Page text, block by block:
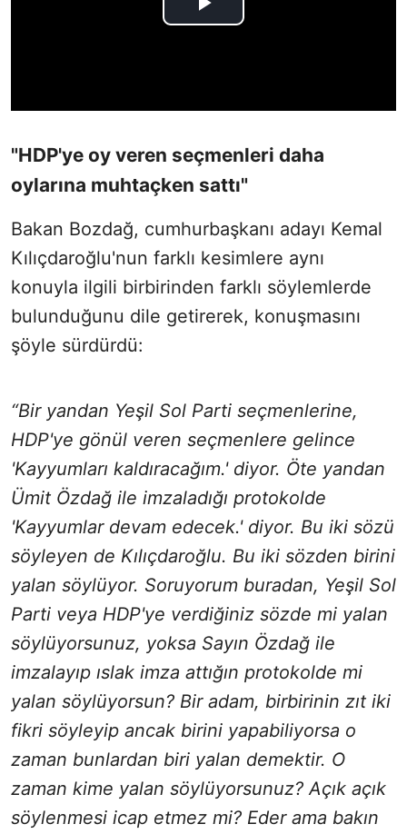
"HDP'ye oy veren seçmenleri daha
oylarına muhtaçken sattı"
Bakan Bozdağ, cumhurbaşkanı adayı Kemal
Kılıçdaroğlu'nun farklı kesimlere aynı
konuyla ilgili birbirinden farklı söylemlerde
bulunduğunu dile getirerek, konuşmasını
şöyle sürdürdü:
“Bir yandan Yeşil Sol Parti seçmenlerine,
HDP'ye gönül veren seçmenlere gelince
'Kayyumları kaldıracağım.' diyor. Öte yandan
Ümit Özdağ ile imzaladığı protokolde
'Kayyumlar devam edecek.' diyor. Bu iki sözü
söyleyen de Kılıçdaroğlu. Bu iki sözden birini
yalan söylüyor. Soruyorum buradan, Yeşil Sol
Parti veya HDP'ye verdiğiniz sözde mi yalan
söylüyorsunuz, yoksa Sayın Özdağ ile
imzalayıp ıslak imza attığın protokolde mi
yalan söylüyorsun? Bir adam, birbirinin zıt iki
fikri söyleyip ancak birini yapabiliyorsa o
zaman bunlardan biri yalan demektir. O
zaman kime yalan söylüyorsunuz? Açık açık
söylenmesi icap etmez mi? Eder ama bakın